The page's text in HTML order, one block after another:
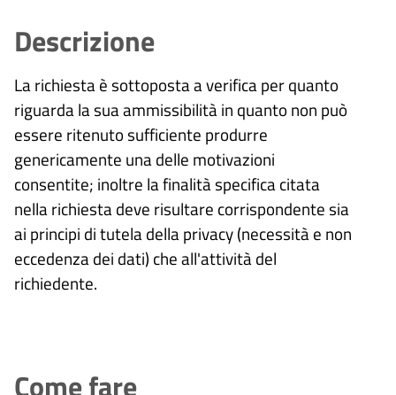
Descrizione
La richiesta è sottoposta a verifica per quanto
riguarda la sua ammissibilità in quanto non può
essere ritenuto sufficiente produrre
genericamente una delle motivazioni
consentite; inoltre la finalità specifica citata
nella richiesta deve risultare corrispondente sia
ai principi di tutela della privacy (necessità e non
eccedenza dei dati) che all'attività del
richiedente.
Come fare